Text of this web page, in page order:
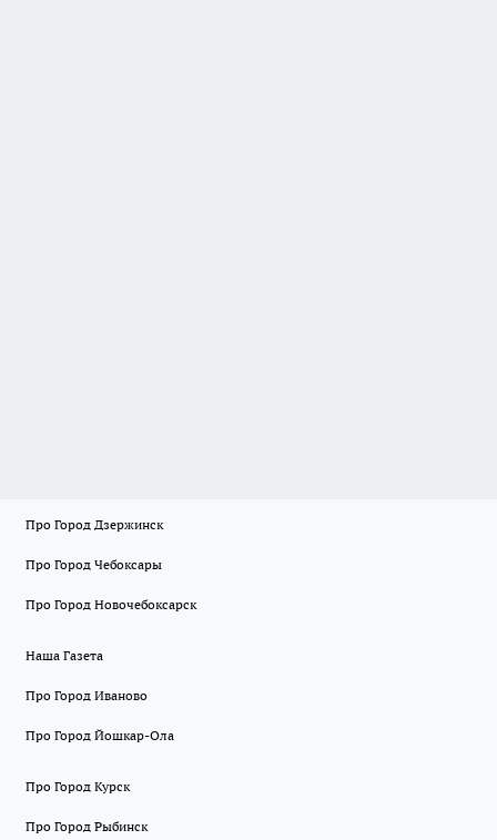
Про Город Дзержинск
Про Город Чебоксары
Про Город Новочебоксарск
Наша Газета
Про Город Иваново
Про Город Йошкар-Ола
Про Город Курск
Про Город Рыбинск